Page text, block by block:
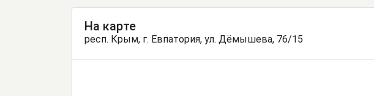
На карте
респ. Крым, г. Евпатория, ул. Дёмышева, 76/15